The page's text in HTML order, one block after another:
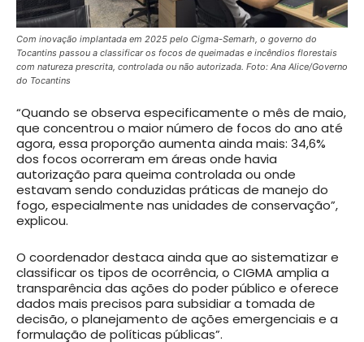
Com inovação implantada em 2025 pelo Cigma-Semarh, o governo do
Tocantins passou a classificar os focos de queimadas e incêndios florestais
com natureza prescrita, controlada ou não autorizada. Foto: Ana Alice/Governo
do Tocantins
“Quando se observa especificamente o mês de maio,
que concentrou o maior número de focos do ano até
agora, essa proporção aumenta ainda mais: 34,6%
dos focos ocorreram em áreas onde havia
autorização para queima controlada ou onde
estavam sendo conduzidas práticas de manejo do
fogo, especialmente nas unidades de conservação”,
explicou.
O coordenador destaca ainda que ao sistematizar e
classificar os tipos de ocorrência, o CIGMA amplia a
transparência das ações do poder público e oferece
dados mais precisos para subsidiar a tomada de
decisão, o planejamento de ações emergenciais e a
formulação de políticas públicas”.